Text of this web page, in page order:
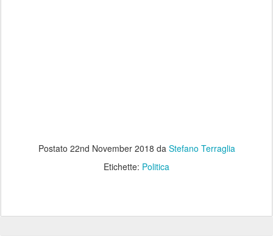
Postato 22nd November 2018 da Stefano Terraglia
Etichette: Politica